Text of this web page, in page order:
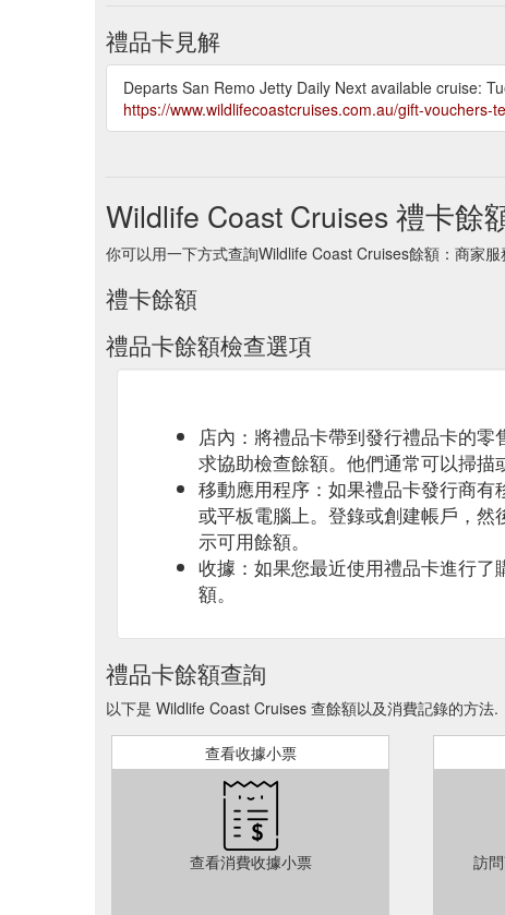
禮品卡見解
Departs San Remo Jetty Daily Next available cruise:
https://www.wildlifecoastcruises.com.au/gift-vouchers-
Wildlife Coast Cruises 禮卡餘
你可以用一下方式查詢Wildlife Coast Cruises餘額：商家服
禮卡餘額
禮品卡餘額檢查選項
店內：將禮品卡帶到發行禮品卡的
求協助檢查餘額。他們通常可以掃描
移動應用程序：如果禮品卡發行商
或平板電腦上。登錄或創建帳戶，
示可用餘額。
收據：如果您最近使用禮品卡進行
額。
禮品卡餘額查詢
以下是 Wildlife Coast Cruises 查餘額以及消費記錄的方法.
查看收據小票
查看消費收據小票 訪